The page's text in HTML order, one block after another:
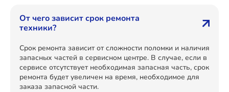
От чего зависит срок ремонта
техники?
Срок ремонта зависит от сложности поломки и наличия
запасных частей в сервисном центре. В случае, если в
сервисе отсутствует необходимая запасная часть, срок
ремонта будет увеличен на время, необходимое для
заказа запасной части.